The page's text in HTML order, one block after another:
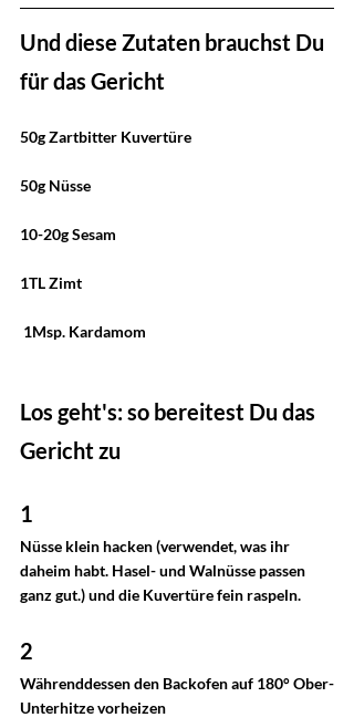
Und diese Zutaten brauchst Du
für das Gericht
50g Zartbitter Kuvertüre
50g Nüsse
10-20g Sesam
1TL Zimt
1Msp. Kardamom
Los geht's: so bereitest Du das
Gericht zu
1
Nüsse klein hacken (verwendet, was ihr
daheim habt. Hasel- und Walnüsse passen
ganz gut.) und die Kuvertüre fein raspeln.
2
Währenddessen den Backofen auf 180° Ober-
Unterhitze vorheizen